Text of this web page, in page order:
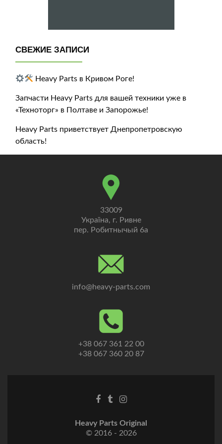
СВЕЖИЕ ЗАПИСИ
Heavy Parts в Кривом Роге!
Запчасти Heavy Parts для вашей техники уже в
«Техноторг» в Полтаве и Запорожье!
Heavy Parts приветствует Днепропетровскую
область!
33009
Україна, г. Ривне
пер. Робитнычый 6а
info@heavy-parts.com
+38 067 361 22 00
+38 067 360 20 87
Heavy Parts Original
© 2016 - 2026